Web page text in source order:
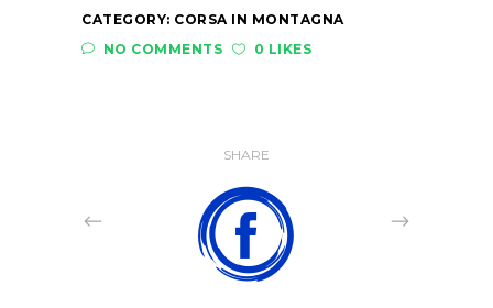
CATEGORY: CORSA IN MONTAGNA
NO COMMENTS
0 LIKES
SHARE